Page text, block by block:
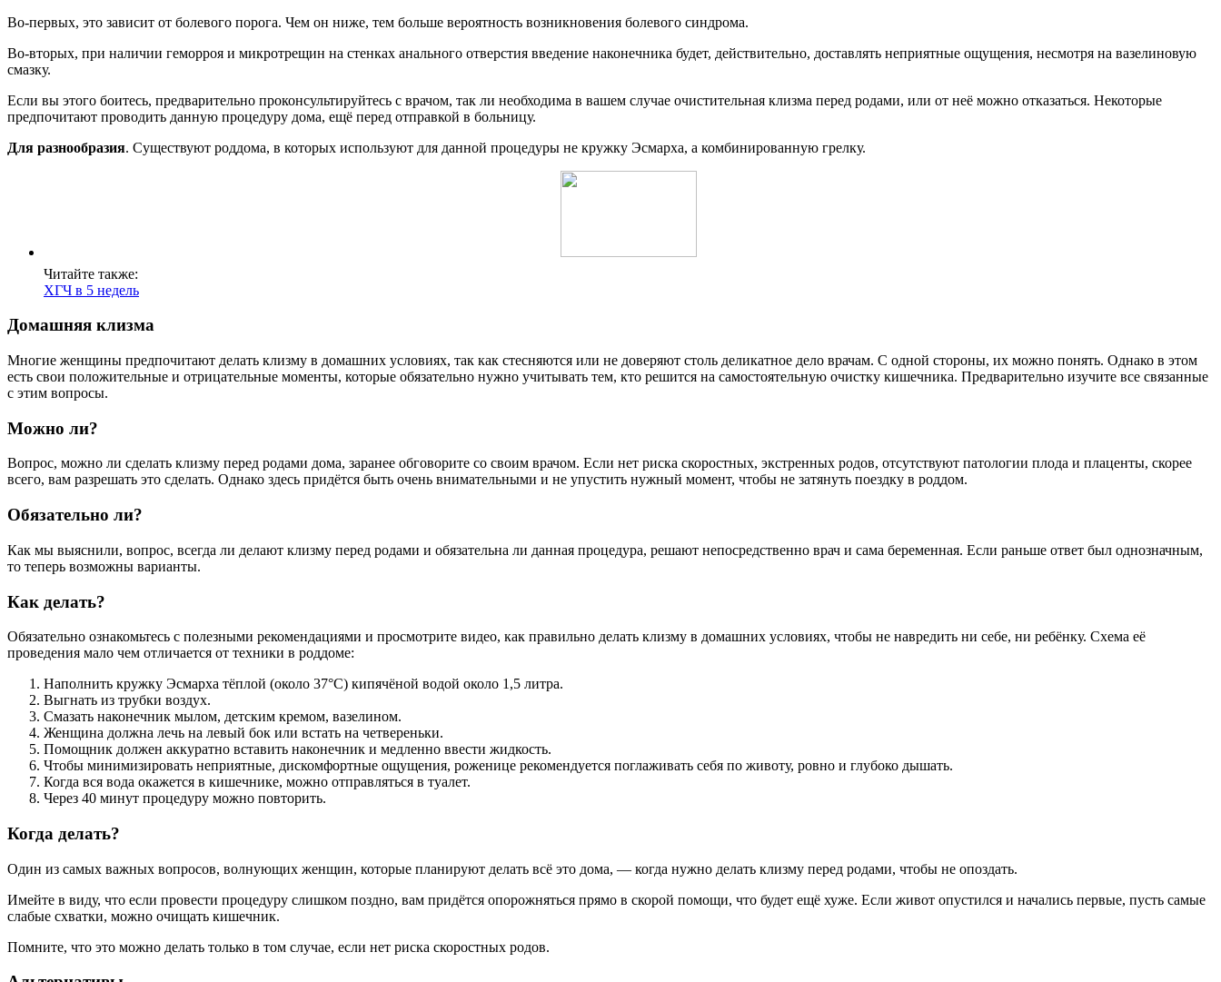
Во-первых, это зависит от болевого порога. Чем он ниже, тем больше вероятность возникновения болевого синдрома.
Во-вторых, при наличии геморроя и микротрещин на стенках анального отверстия введение наконечника будет, действительно, доставлять неприятные ощущения, несмотря на вазелиновую
смазку.
Если вы этого боитесь, предварительно проконсультируйтесь с врачом, так ли необходима в вашем случае очистительная клизма перед родами, или от неё можно отказаться. Некоторые
предпочитают проводить данную процедуру дома, ещё перед отправкой в больницу.
Для разнообразия. Существуют роддома, в которых используют для данной процедуры не кружку Эсмарха, а комбинированную грелку.
Читайте также:
ХГЧ в 5 недель
Домашняя клизма
Многие женщины предпочитают делать клизму в домашних условиях, так как стесняются или не доверяют столь деликатное дело врачам. С одной стороны, их можно понять. Однако в этом
есть свои положительные и отрицательные моменты, которые обязательно нужно учитывать тем, кто решится на самостоятельную очистку кишечника. Предварительно изучите все связанные
с этим вопросы.
Можно ли?
Вопрос, можно ли сделать клизму перед родами дома, заранее обговорите со своим врачом. Если нет риска скоростных, экстренных родов, отсутствуют патологии плода и плаценты, скорее
всего, вам разрешать это сделать. Однако здесь придётся быть очень внимательными и не упустить нужный момент, чтобы не затянуть поездку в роддом.
Обязательно ли?
Как мы выяснили, вопрос, всегда ли делают клизму перед родами и обязательна ли данная процедура, решают непосредственно врач и сама беременная. Если раньше ответ был однозначным,
то теперь возможны варианты.
Как делать?
Обязательно ознакомьтесь с полезными рекомендациями и просмотрите видео, как правильно делать клизму в домашних условиях, чтобы не навредить ни себе, ни ребёнку. Схема её
проведения мало чем отличается от техники в роддоме:
Наполнить кружку Эсмарха тёплой (около 37°С) кипячёной водой около 1,5 литра.
Выгнать из трубки воздух.
Смазать наконечник мылом, детским кремом, вазелином.
Женщина должна лечь на левый бок или встать на четвереньки.
Помощник должен аккуратно вставить наконечник и медленно ввести жидкость.
Чтобы минимизировать неприятные, дискомфортные ощущения, роженице рекомендуется поглаживать себя по животу, ровно и глубоко дышать.
Когда вся вода окажется в кишечнике, можно отправляться в туалет.
Через 40 минут процедуру можно повторить.
Когда делать?
Один из самых важных вопросов, волнующих женщин, которые планируют делать всё это дома, — когда нужно делать клизму перед родами, чтобы не опоздать.
Имейте в виду, что если провести процедуру слишком поздно, вам придётся опорожняться прямо в скорой помощи, что будет ещё хуже. Если живот опустился и начались первые, пусть самые
слабые схватки, можно очищать кишечник.
Помните, что это можно делать только в том случае, если нет риска скоростных родов.